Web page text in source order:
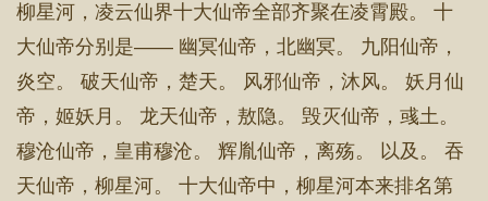
柳星河，凌云仙界十大仙帝全部齐聚在凌霄殿。 十
大仙帝分别是—— 幽冥仙帝，北幽冥。 九阳仙帝，
炎空。 破天仙帝，楚天。 风邪仙帝，沐风。 妖月仙
帝，姬妖月。 龙天仙帝，敖隐。 毁灭仙帝，彧土。
穆沧仙帝，皇甫穆沧。 辉胤仙帝，离殇。 以及。 吞
天仙帝，柳星河。 十大仙帝中，柳星河本来排名第